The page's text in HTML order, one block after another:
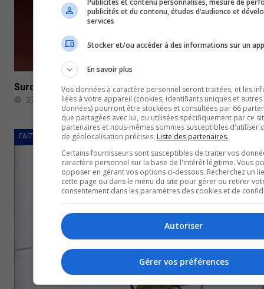
Surdoses : 27 décès en 2021 à Gatineau
27 avril 2022
FAITS DIVERS
Publicités et contenu personnalisés, mesure de
publicités et du contenu, études d’audience et
services
Stocker et/ou accéder à des informations sur un
En savoir plus
Vos données à caractère personnel seront traitées, et les
liées à votre appareil (cookies, identifiants uniques et
données) pourront être stockées et consultées par 66
que partagées avec lui, ou utilisées spécifiquement par ce
partenaires et nous-mêmes sommes susceptibles d'utiliser
de géolocalisation précises. Liste des partenaires.
Certains fournisseurs sont susceptibles de traiter vos
caractère personnel sur la base de l'intérêt légitime. Vous
opposer en gérant vos options ci-dessous. Recherchez un
cette page ou dans le menu du site pour gérer ou retirer
consentement dans les paramètres des cookies et de
Autoriser
Gérer vos préférences